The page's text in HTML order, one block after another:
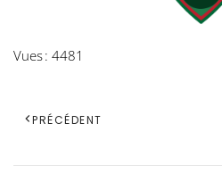
Vues : 4481
PRÉCÉDENT